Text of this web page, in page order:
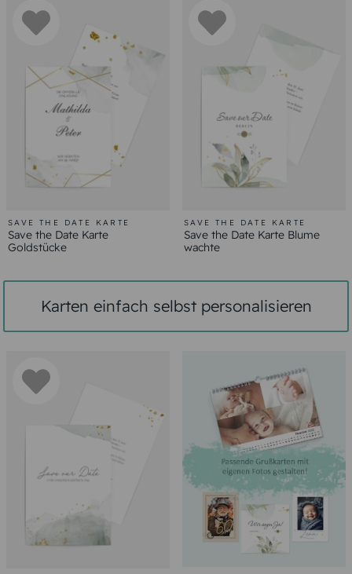
SAVE THE DATE KARTE
Save the Date Karte
Goldstücke
SAVE THE DATE KARTE
Save the Date Karte Blume
wachte
Karten einfach selbst personalisieren